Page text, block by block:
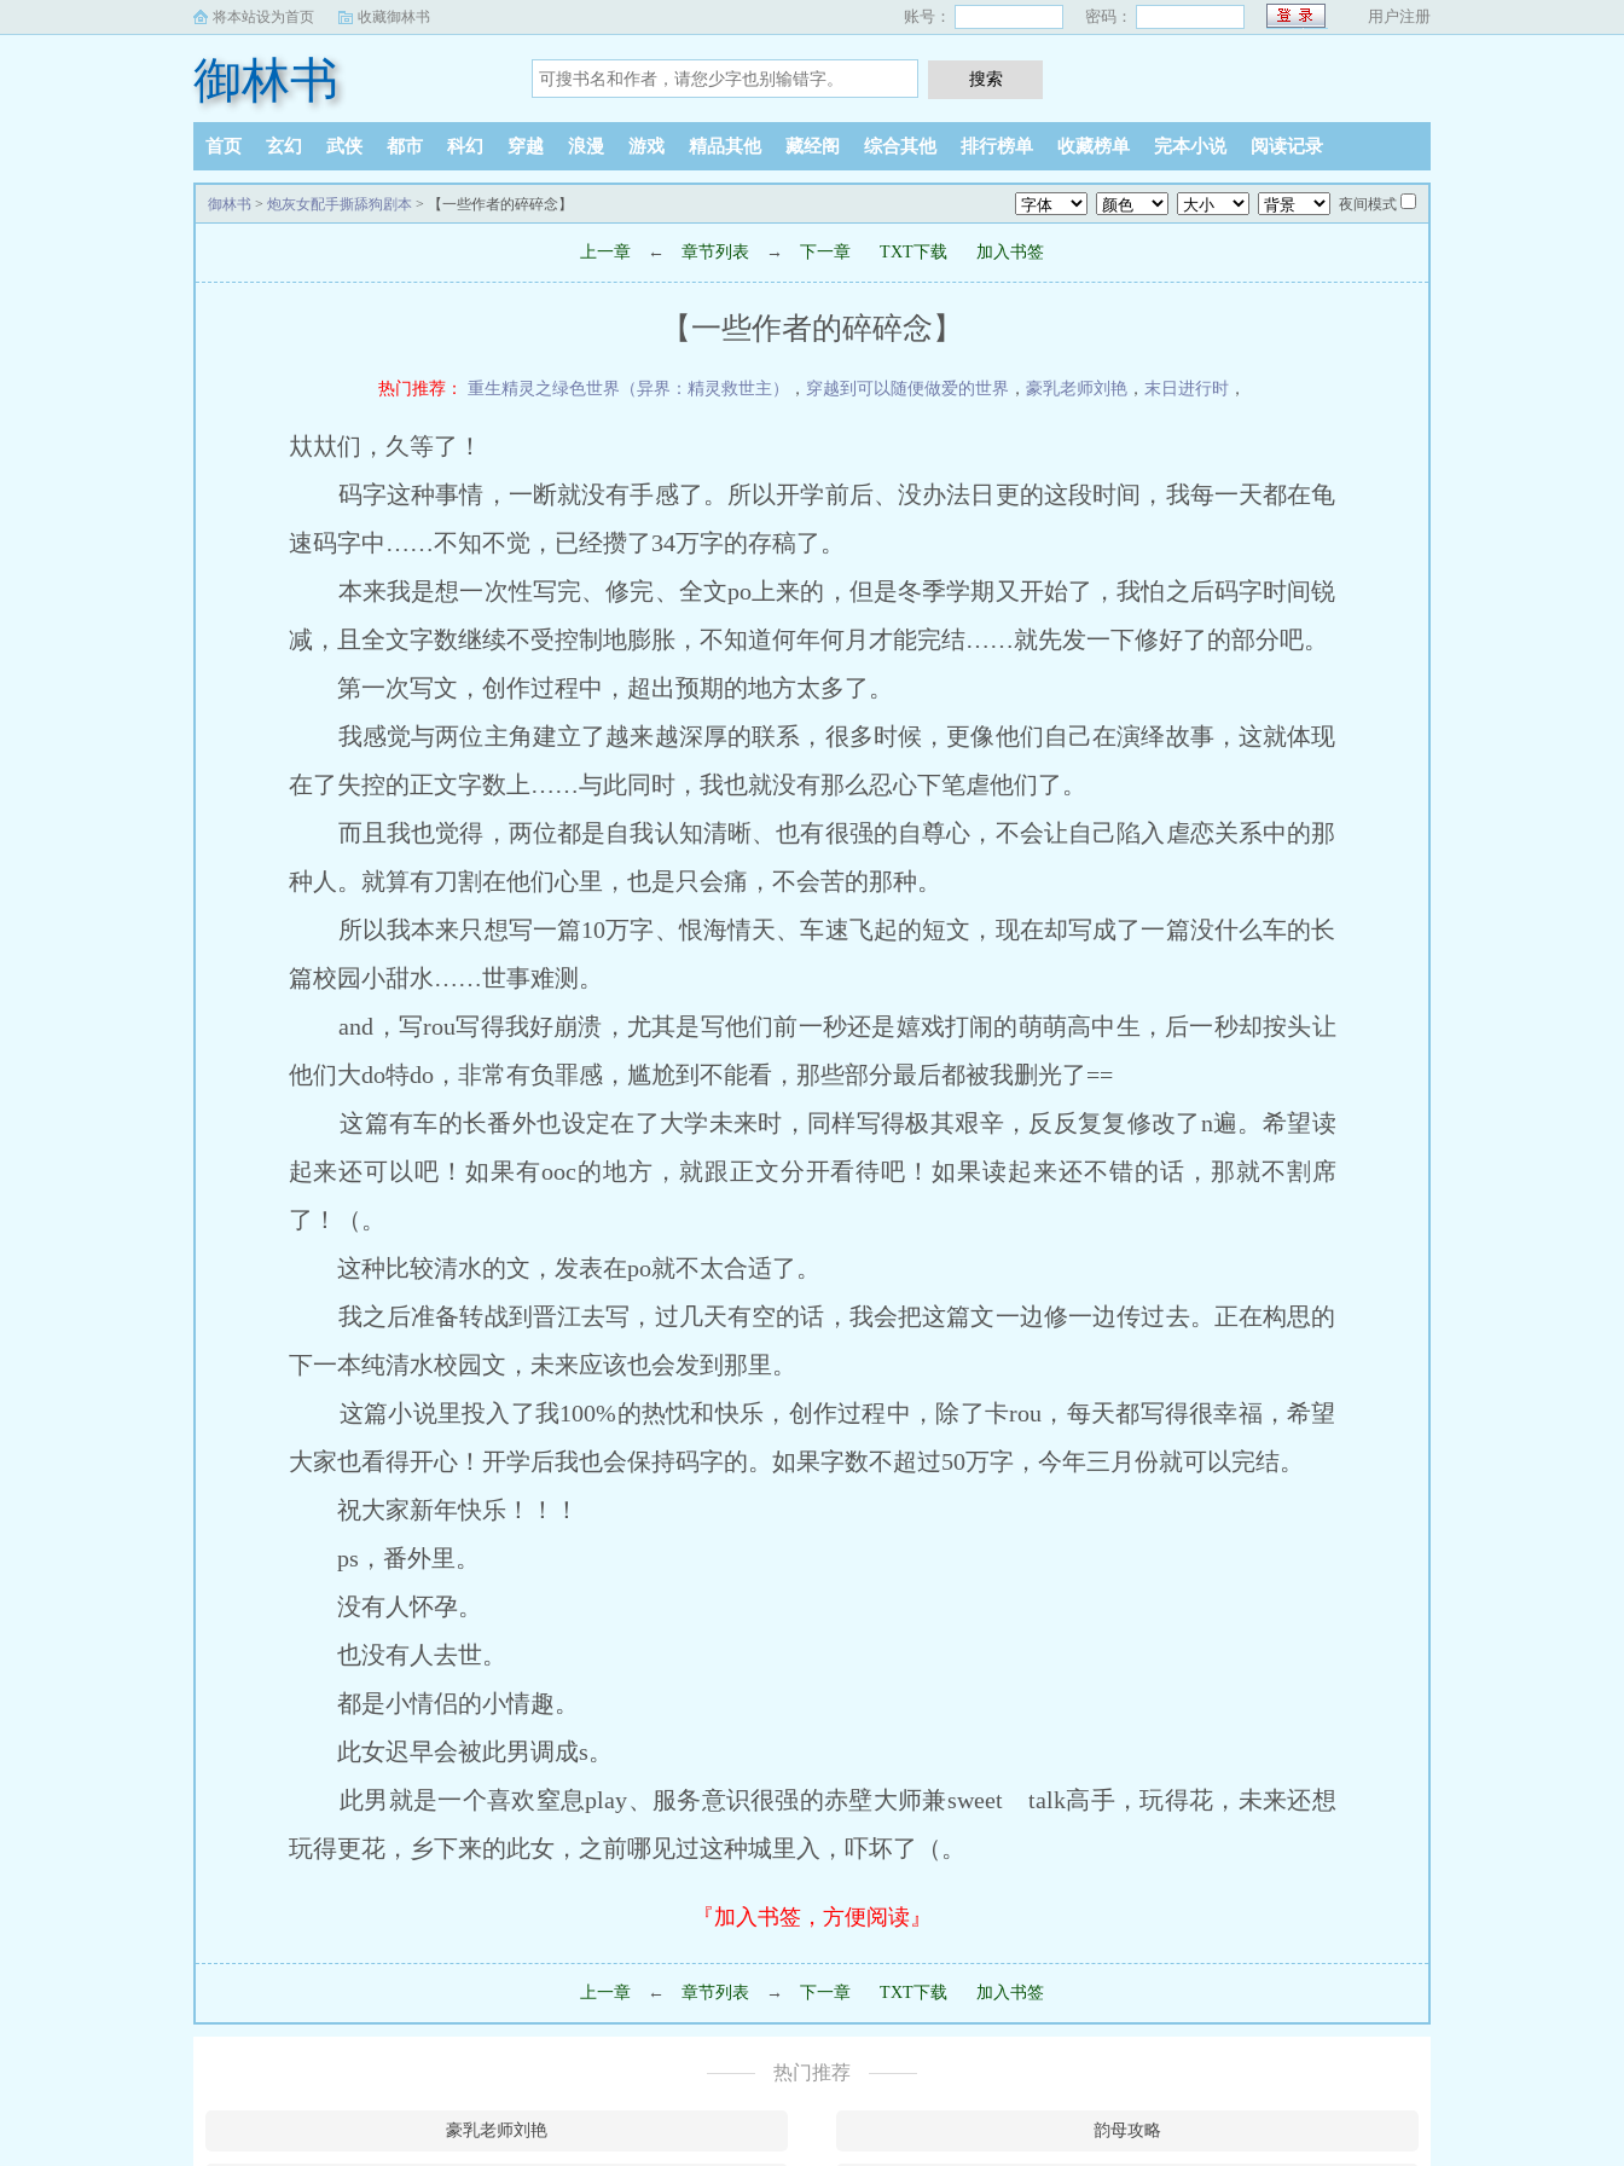
将本站设为首页 收藏御林书 账号： 密码： 用户注册
御林书
首页 玄幻 武侠 都市 科幻 穿越 浪漫 游戏 精品其他 藏经阁 综合其他 排行榜单 收藏榜单 完本小说 阅读记录
御林书 > 炮灰女配手撕舔狗剧本 > 【一些作者的碎碎念】 夜间模式
上一章 ← 章节列表 → 下一章 TXT下载 加入书签
【一些作者的碎碎念】
热门推荐： 重生精灵之绿色世界（异界：精灵救世主） ， 穿越到可以随便做爱的世界 ， 豪乳老师刘艳 ， 末日进行时 ，
夶夶们，久等了！
码字这种事情，一断就没有手感了。所以开学前后、没办法日更的这段时间，我每一天都在龟
速码字中……不知不觉，已经攒了34万字的存稿了。
本来我是想一次性写完、修完、全文po上来的，但是冬季学期又开始了，我怕之后码字时间锐
减，且全文字数继续不受控制地膨胀，不知道何年何月才能完结……就先发一下修好了的部分吧。
第一次写文，创作过程中，超出预期的地方太多了。
我感觉与两位主角建立了越来越深厚的联系，很多时候，更像他们自己在演绎故事，这就体现
在了失控的正文字数上……与此同时，我也就没有那么忍心下笔虐他们了。
而且我也觉得，两位都是自我认知清晰、也有很强的自尊心，不会让自己陷入虐恋关系中的那
种人。就算有刀割在他们心里，也是只会痛，不会苦的那种。
所以我本来只想写一篇10万字、恨海情天、车速飞起的短文，现在却写成了一篇没什么车的长
篇校园小甜水……世事难测。
and，写rou写得我好崩溃，尤其是写他们前一秒还是嬉戏打闹的萌萌高中生，后一秒却按头让
他们大do特do，非常有负罪感，尴尬到不能看，那些部分最后都被我删光了==
这篇有车的长番外也设定在了大学未来时，同样写得极其艰辛，反反复复修改了n遍。希望读
起来还可以吧！如果有ooc的地方，就跟正文分开看待吧！如果读起来还不错的话，那就不割席
了！（。
这种比较清水的文，发表在po就不太合适了。
我之后准备转战到晋江去写，过几天有空的话，我会把这篇文一边修一边传过去。正在构思的
下一本纯清水校园文，未来应该也会发到那里。
这篇小说里投入了我100%的热忱和快乐，创作过程中，除了卡rou，每天都写得很幸福，希望
大家也看得开心！开学后我也会保持码字的。如果字数不超过50万字，今年三月份就可以完结。
祝大家新年快乐！！！
ps，番外里。
没有人怀孕。
也没有人去世。
都是小情侣的小情趣。
此女迟早会被此男调成s。
此男就是一个喜欢窒息play、服务意识很强的赤壁大师兼sweet talk高手，玩得花，未来还想
玩得更花，乡下来的此女，之前哪见过这种城里入，吓坏了（。
『加入书签，方便阅读』
上一章 ← 章节列表 → 下一章 TXT下载 加入书签
热门推荐
豪乳老师刘艳 韵母攻略